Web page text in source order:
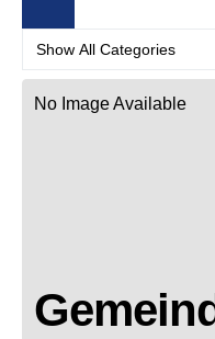
No Image Available